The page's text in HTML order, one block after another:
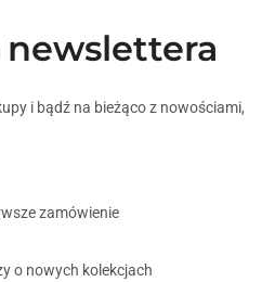
newslettera
i bądź na bieżąco z nowościami,
zamówienie
o nowych kolekcjach